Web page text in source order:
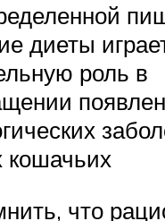
диеты
роль в
что